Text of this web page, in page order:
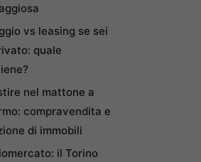
vs leasing se sei
quale
nel mattone a
compravendita e
di immobili
il Torino